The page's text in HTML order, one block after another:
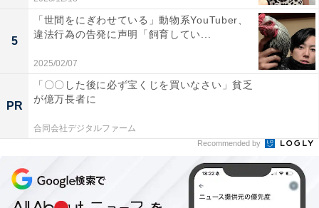
5
「世間をにぎわせている」動物系YouTuber、
違法行為の告発に声明「飼育してい...
2025/02/07
PR
「〇〇した後に必ず宝くじを買いなさい」貧乏
が億万長者に
合同会社デジタルファーム
Recommended by